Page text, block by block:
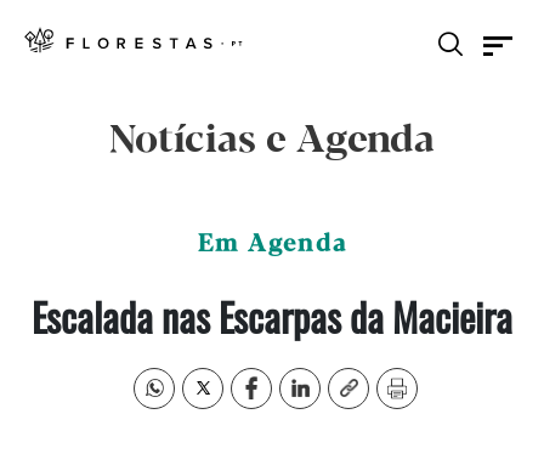
Notícias e Agenda
Em Agenda
Escalada nas Escarpas da Macieira